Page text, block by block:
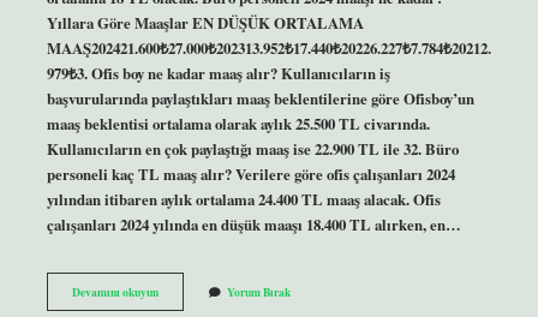
Yıllara Göre Maaşlar EN DÜŞÜK ORTALAMA
MAAŞ202421.600₺27.000₺202313.952₺17.440₺20226.227₺7.784₺20212.
979₺3. Ofis boy ne kadar maaş alır? Kullanıcıların iş
başvurularında paylaştıkları maaş beklentilerine göre Ofisboy’un
maaş beklentisi ortalama olarak aylık 25.500 TL civarında.
Kullanıcıların en çok paylaştığı maaş ise 22.900 TL ile 32. Büro
personeli kaç TL maaş alır? Verilere göre ofis çalışanları 2024
yılından itibaren aylık ortalama 24.400 TL maaş alacak. Ofis
çalışanları 2024 yılında en düşük maaşı 18.400 TL alırken, en…
Devamını okuyunOfis
Çalışanları
Yorum Bırak